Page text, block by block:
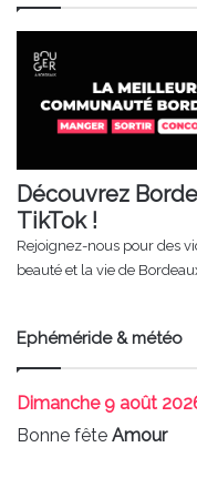
Découvrez
TikTok !
Rejoignez-nous pour des
beauté et la vie de
Ephéméride & météo
Dimanche9 août
Bonne fête Amour